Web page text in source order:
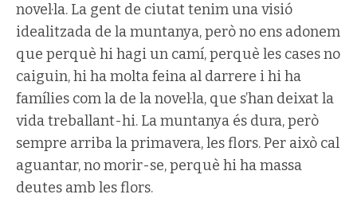
novel·la. La gent de ciutat tenim una visió
idealitzada de la muntanya, però no ens adonem
que perquè hi hagi un camí, perquè les cases no
caiguin, hi ha molta feina al darrere i hi ha
famílies com la de la novel·la, que s’han deixat la
vida treballant-hi. La muntanya és dura, però
sempre arriba la primavera, les flors. Per això cal
aguantar, no morir-se, perquè hi ha massa
deutes amb les flors.